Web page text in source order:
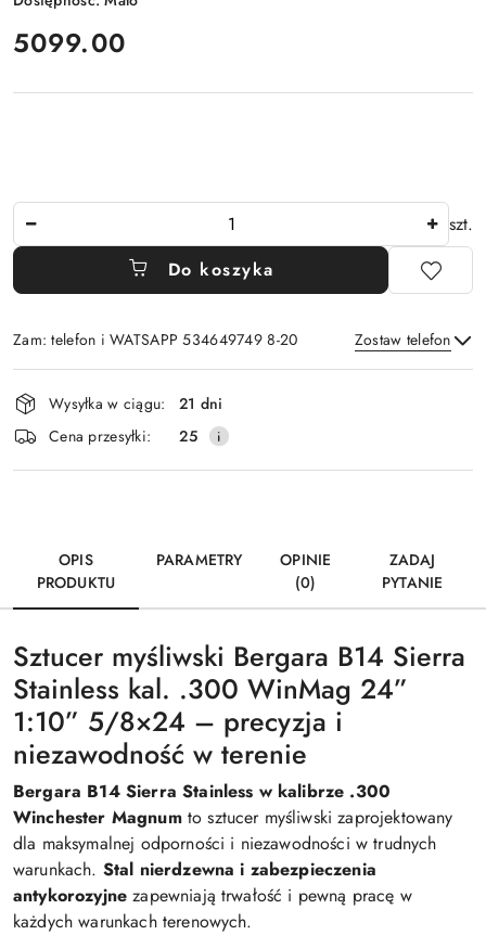
cena:
5099.00
szt.
Do koszyka
Zam: telefon i WATSAPP 534649749 8-20 Zostaw telefon
Wyślij
Dostępność
i
dostawa
Wysyłka w ciągu:
21 dni
Cena przesyłki:
25
OPIS
PRODUKTU
PARAMETRY
OPINIE
(0)
ZADAJ
PYTANIE
Sztucer myśliwski Bergara B14 Sierra
Stainless kal. .300 WinMag 24”
1:10” 5/8×24 – precyzja i
niezawodność w terenie
Bergara B14 Sierra Stainless w kalibrze .300
Winchester Magnumto sztucer myśliwski zaprojektowany
dla maksymalnej odporności i niezawodności w trudnych
warunkach. Stal nierdzewna i zabezpieczenia
antykorozyjne zapewniają trwałość i pewną pracę w
każdych warunkach terenowych.